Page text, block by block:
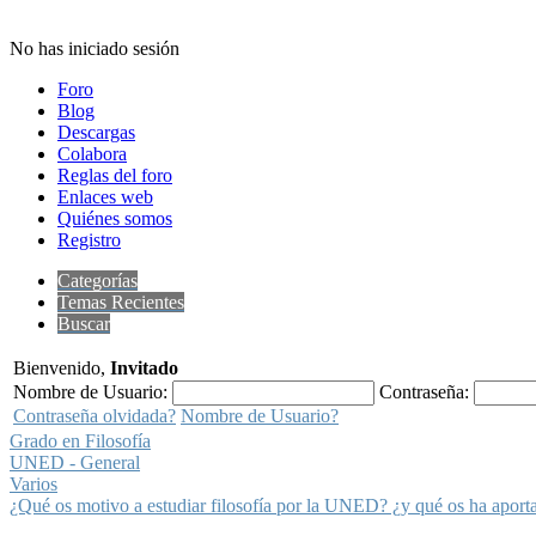
No has iniciado sesión
Foro
Blog
Descargas
Colabora
Reglas del foro
Enlaces web
Quiénes somos
Registro
Categorías
Temas Recientes
Buscar
Bienvenido, Invitado
Nombre de Usuario:
Contraseña:
Contraseña olvidada? Nombre de Usuario?
Grado en Filosofía
UNED - General
Varios
¿Qué os motivo a estudiar filosofía por la UNED? ¿y qué os ha